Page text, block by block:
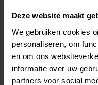
Deze website maakt
We gebruiken cookies
personaliseren, om
en om ons
informatie over uw
partners voor social